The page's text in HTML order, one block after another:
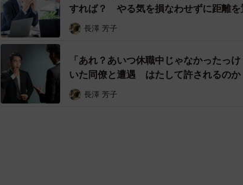
その通りです。たとえ5分や10分といったごく短い時間
応したのであれば、それは労働時間にあたります。よく
すが、あれは「1分でも働いたら、その分の賃金を支払
ら、育休中に対応した時間についても、会社は当然、
ただし、会社が賃金を支払うと、その従業員が受け取っ
すれば？ やる気を損なわせずに距離
長澤 芳子
「あれ？あいつ休職中じゃなかったっ
いた同僚と遭遇 はたして許されるのか
長澤 芳子